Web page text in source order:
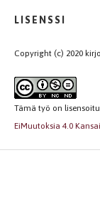
LISENSSI
Copyright (c) 2020
Tämä työ on lisensoitu
EiMuutoksia 4.0